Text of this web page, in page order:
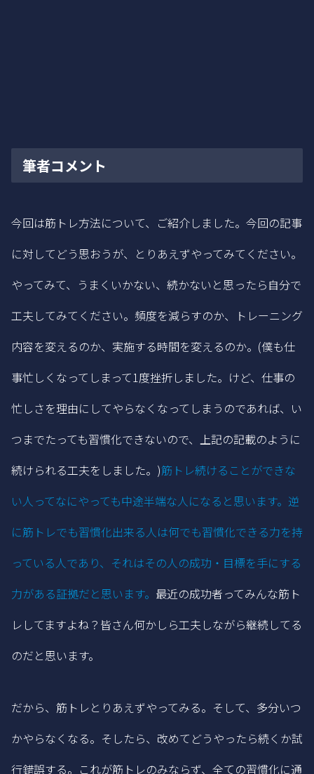
筆者コメント
今回は筋トレ方法について、ご紹介しました。今回の記事
に対してどう思おうが、とりあえずやってみてください。
やってみて、うまくいかない、続かないと思ったら自分で
工夫してみてください。頻度を減らすのか、トレーニング
内容を変えるのか、実施する時間を変えるのか。(僕も仕
事忙しくなってしまって1度挫折しました。けど、仕事の
忙しさを理由にしてやらなくなってしまうのであれば、い
つまでたっても習慣化できないので、上記の記載のように
続けられる工夫をしました。)筋トレ続けることができな
い人ってなにやっても中途半端な人になると思います。逆
に筋トレでも習慣化出来る人は何でも習慣化できる力を持
っている人であり、それはその人の成功・目標を手にする
力がある証拠だと思います。 最近の成功者ってみんな筋ト
レしてますよね？皆さん何かしら工夫しながら継続してる
のだと思います。
だから、筋トレとりあえずやってみる。そして、多分いつ
かやらなくなる。そしたら、改めてどうやったら続くか試
行錯誤する。これが筋トレのみならず、全ての習慣化に通